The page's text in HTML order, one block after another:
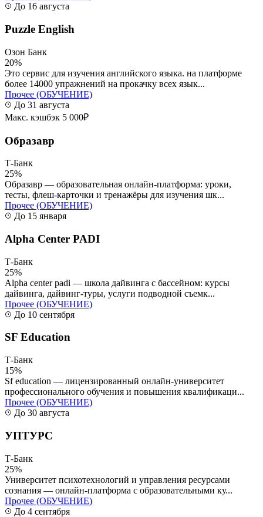
До 16 августа
Puzzle English
Озон Банк
20%
Это сервис для изучения английского языка. на платформе
более 14000 упражнений на прокачку всех язык...
Прочее (ОБУЧЕНИЕ)
До 31 августа
Макс. кэшбэк 5 000₽
Образавр
Т-Банк
25%
Образавр — образовательная онлайн-платформа: уроки,
тесты, флеш-карточки и тренажёры для изучения шк...
Прочее (ОБУЧЕНИЕ)
До 15 января
Alpha Center PADI
Т-Банк
25%
Alpha center padi — школа дайвинга с бассейном: курсы
дайвинга, дайвинг-туры, услуги подводной съемк...
Прочее (ОБУЧЕНИЕ)
До 10 сентября
SF Education
Т-Банк
15%
Sf education — лицензированный онлайн-университет
профессионального обучения и повышения квалификаци...
Прочее (ОБУЧЕНИЕ)
До 30 августа
УПТУРС
Т-Банк
25%
Университет психотехнологий и управления ресурсами
сознания — онлайн-платформа с образовательными ку...
Прочее (ОБУЧЕНИЕ)
До 4 сентября